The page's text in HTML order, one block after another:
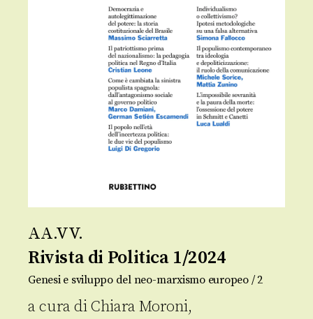
AA.VV.
Rivista di Politica 1/2024
Genesi e sviluppo del neo-marxismo europeo / 2
a cura diChiara Moroni,